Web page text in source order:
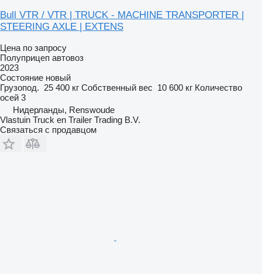
Bull VTR / VTR | TRUCK - MACHINE TRANSPORTER |
STEERING AXLE | EXTENS
Цена по запросу
Полуприцеп автовоз
2023
Состояние новый
Грузопод. 25 400 кг Собственный вес 10 600 кг Количество
осей 3
Нидерланды, Renswoude
Vlastuin Truck en Trailer Trading B.V.
Связаться с продавцом